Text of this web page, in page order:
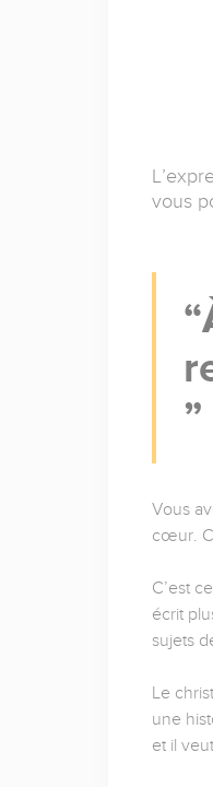
vous
Vous
cœur.
C’est
écrit
sujets
Le
une
et il